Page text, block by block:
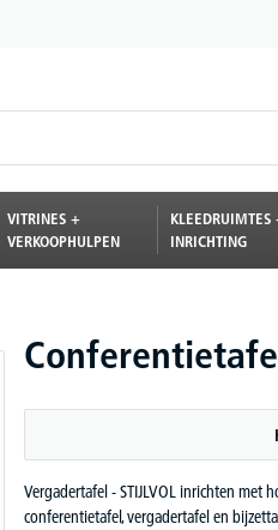
VITRINES +
VERKOOPHULPEN
KLEEDRUIMTES
INRICHTING
Vergadertafel - STIJLVOL inrichten met
conferentietafel, vergadertafel en